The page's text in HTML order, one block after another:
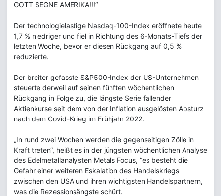
GOTT SEGNE AMERIKA!!!“
Der technologielastige Nasdaq-100-Index eröffnete heute
1,7 % niedriger und fiel in Richtung des 6-Monats-Tiefs der
letzten Woche, bevor er diesen Rückgang auf 0,5 %
reduzierte.
Der breiter gefasste S&P500-Index der US-Unternehmen
steuerte derweil auf seinen fünften wöchentlichen
Rückgang in Folge zu, die längste Serie fallender
Aktienkurse seit dem von der Inflation ausgelösten Absturz
nach dem Covid-Krieg im Frühjahr 2022.
„In rund zwei Wochen werden die gegenseitigen Zölle in
Kraft treten“, heißt es in der jüngsten wöchentlichen Analyse
des Edelmetallanalysten Metals Focus, “es besteht die
Gefahr einer weiteren Eskalation des Handelskriegs
zwischen den USA und ihren wichtigsten Handelspartnern,
was die Rezessionsängste schürt.